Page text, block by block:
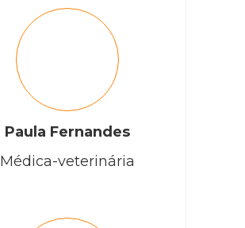
Paula Fernandes
Médica-veterinária